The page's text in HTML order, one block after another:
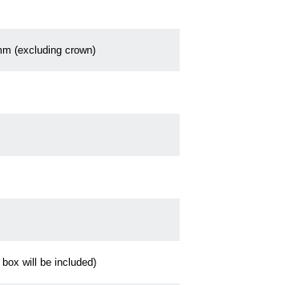
(excluding crown)
will be included)